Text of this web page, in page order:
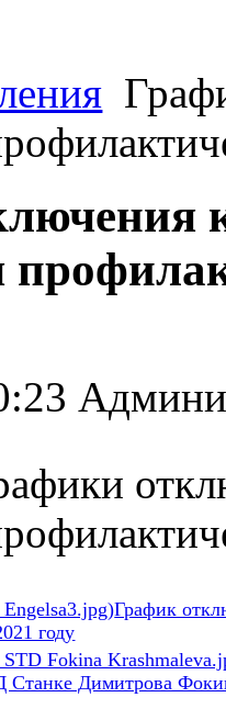
График
году
Димитрова